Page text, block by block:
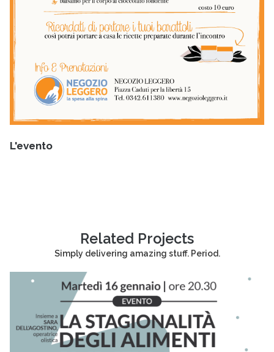
L'evento
Related Projects
Simply delivering amazing stuff. Period.